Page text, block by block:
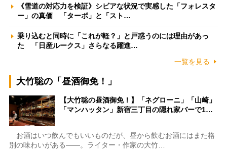
《雪道の対応力を検証》シビアな状況で実感した「フォレスタ
ー」の真価 「ターボ」と「スト…
乗り込むと同時に「これが軽？」と戸惑うのには理由があっ
た 「日産ルークス」さらなる躍進…
一覧を見る
大竹聡の「昼酒御免！」
【大竹聡の昼酒御免！】「ネグローニ」「山崎」
「マンハッタン」新宿三丁目の隠れ家バーで1…
お酒はいつ飲んでもいいものだが、昼から飲むお酒にはまた格
別の味わいがある――。ライター・作家の大竹…